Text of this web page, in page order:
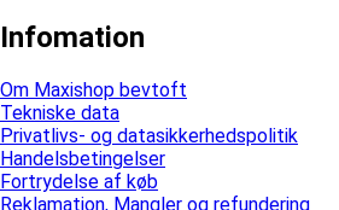
Infomation
Om Maxishop bevtoft
Tekniske data
Privatlivs- og datasikkerhedspolitik
Handelsbetingelser
Fortrydelse af køb
Reklamation, Mangler og refundering